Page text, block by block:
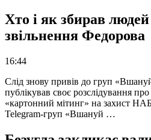
Хто і як збирав
звільнення Федорова
16:44
Слід знову привів до груп
публікував своє розслідування
«картонний мітинг» на захист
Telegram-груп «Вшануй …